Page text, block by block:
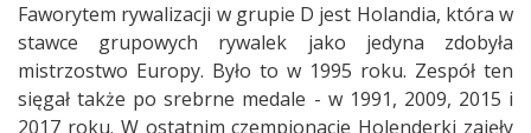
Faworytem rywalizacji w grupie D jest Holandia, która w
stawce grupowych rywalek jako jedyna zdobyła
mistrzostwo Europy. Było to w 1995 roku. Zespół ten
sięgał także po srebrne medale - w 1991, 2009, 2015 i
2017 roku. W ostatnim czempionacie Holenderki zajęły